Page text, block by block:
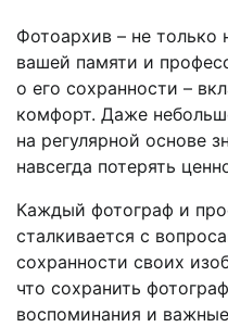
Фотоархив – не только
вашей памяти и
о его сохранности –
комфорт. Даже
на регулярной основе
навсегда потерять
Каждый фотограф и
сталкивается с
сохранности своих
что сохранить
воспоминания и